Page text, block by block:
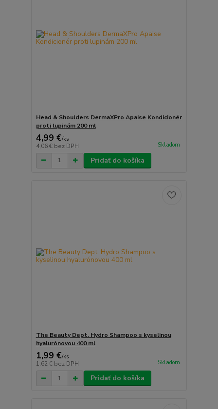
Head & Shoulders DermaXPro Apaise Kondicionér
proti lupinám 200 ml
4,99 €/ks
4,06 € bez DPH Skladom
Pridať do košíka
The Beauty Dept. Hydro Shampoo s kyselinou
hyalurónovou 400 ml
1,99 €/ks
1,62 € bez DPH Skladom
Pridať do košíka